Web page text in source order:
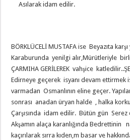
Asılarak idam edilir.
BÖRKLÜCELİ MUSTAFA ise Beyazıta
Karaburunda yenilgi alır,Mürütleriyle
ÇARMIHA GERİLEREK vahşice
Edirneye geçerek isyanı devam ettirmek
varmadan Osmanlının eline geçer.
sonrası anadan üryan halde , halka
Çarşısında idam edilir. Bütün gün Serez
Akşamın alaça karanlığında Bedrettinin
kaçırılarak sırra kıden,m basar ve